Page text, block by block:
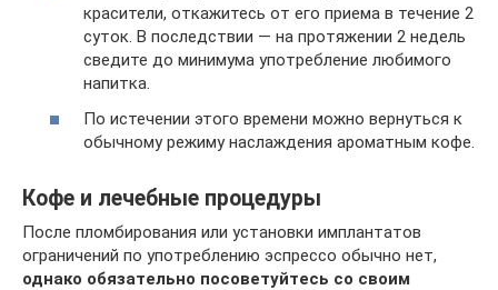
красители, откажитесь от его приема в течение 2
суток. В последствии — на протяжении 2 недель
сведите до минимума употребление любимого
напитка.
По истечении этого времени можно вернуться к
обычному режиму наслаждения ароматным кофе.
Кофе и лечебные процедуры
После пломбирования или установки имплантатов
ограничений по употреблению эспрессо обычно нет,
однако обязательно посоветуйтесь со своим